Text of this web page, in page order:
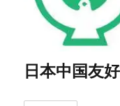
日本中国友